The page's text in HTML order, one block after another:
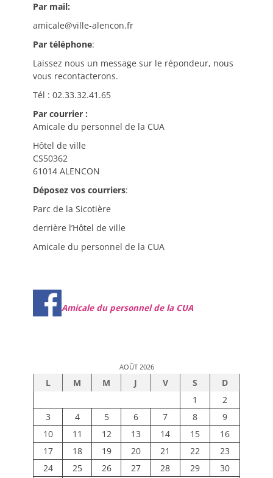
Par mail:
amicale@ville-alencon.fr
Par téléphone:
Laissez nous un message sur le répondeur, nous
vous recontacterons.
Tél : 02.33.32.41.65
Par courrier :
Amicale du personnel de la CUA
Hôtel de ville
CS50362
61014 ALENCON
Déposez vos courriers:
Parc de la Sicotière
derrière l’Hôtel de ville
Amicale du personnel de la CUA
Amicale du personnel de la CUA
AOÛT 2026
L M M J V S
D
1
2
3
4 5 6 7 8
9
10
11 12 13 14 15
16
17
18 19 20 21 22
23
24
25 26 27 28 29 30